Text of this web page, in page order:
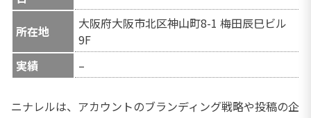
所在地
大阪府大阪市北区神山町8-1 梅田辰巳ビル
9F
実績
–
ニナレルは、アカウントのブランディング戦略や投稿の企